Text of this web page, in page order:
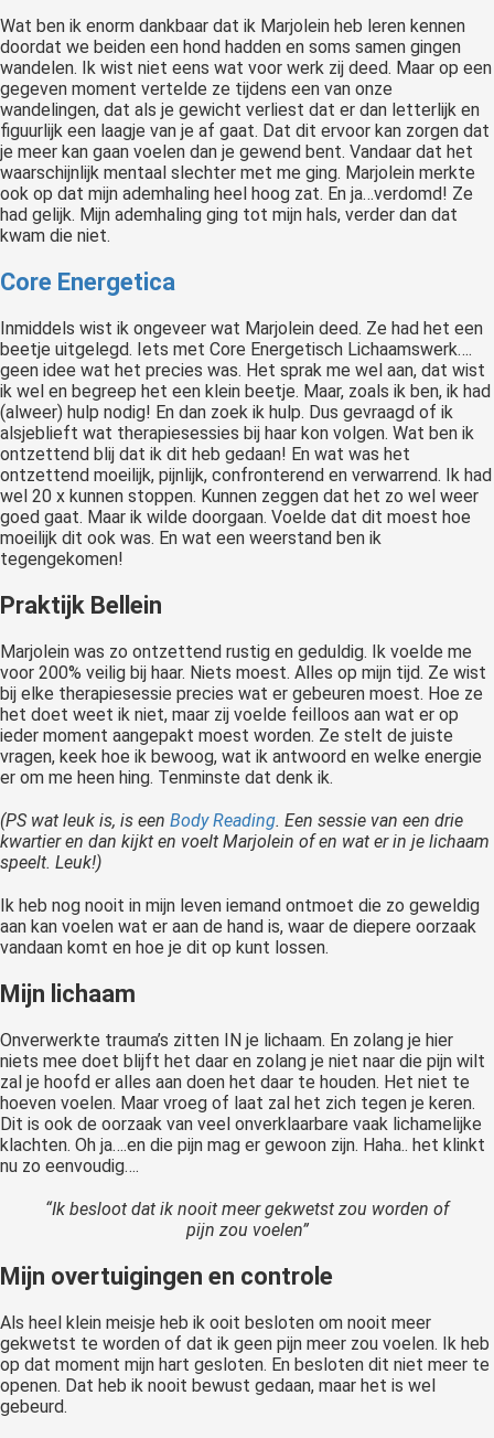
Wat ben ik enorm dankbaar dat ik Marjolein heb leren kennen
doordat we beiden een hond hadden en soms samen gingen
wandelen. Ik wist niet eens wat voor werk zij deed. Maar op een
gegeven moment vertelde ze tijdens een van onze
wandelingen, dat als je gewicht verliest dat er dan letterlijk en
figuurlijk een laagje van je af gaat. Dat dit ervoor kan zorgen dat
je meer kan gaan voelen dan je gewend bent. Vandaar dat het
waarschijnlijk mentaal slechter met me ging. Marjolein merkte
ook op dat mijn ademhaling heel hoog zat. En ja…verdomd! Ze
had gelijk. Mijn ademhaling ging tot mijn hals, verder dan dat
kwam die niet.
Core Energetica
Inmiddels wist ik ongeveer wat Marjolein deed. Ze had het een
beetje uitgelegd. Iets met Core Energetisch Lichaamswerk….
geen idee wat het precies was. Het sprak me wel aan, dat wist
ik wel en begreep het een klein beetje. Maar, zoals ik ben, ik had
(alweer) hulp nodig! En dan zoek ik hulp. Dus gevraagd of ik
alsjeblieft wat therapiesessies bij haar kon volgen. Wat ben ik
ontzettend blij dat ik dit heb gedaan! En wat was het
ontzettend moeilijk, pijnlijk, confronterend en verwarrend. Ik had
wel 20 x kunnen stoppen. Kunnen zeggen dat het zo wel weer
goed gaat. Maar ik wilde doorgaan. Voelde dat dit moest hoe
moeilijk dit ook was. En wat een weerstand ben ik
tegengekomen!
Praktijk Bellein
Marjolein was zo ontzettend rustig en geduldig. Ik voelde me
voor 200% veilig bij haar. Niets moest. Alles op mijn tijd. Ze wist
bij elke therapiesessie precies wat er gebeuren moest. Hoe ze
het doet weet ik niet, maar zij voelde feilloos aan wat er op
ieder moment aangepakt moest worden. Ze stelt de juiste
vragen, keek hoe ik bewoog, wat ik antwoord en welke energie
er om me heen hing. Tenminste dat denk ik.
(PS wat leuk is, is een Body Reading. Een sessie van een drie
kwartier en dan kijkt en voelt Marjolein of en wat er in je lichaam
speelt. Leuk!)
Ik heb nog nooit in mijn leven iemand ontmoet die zo geweldig
aan kan voelen wat er aan de hand is, waar de diepere oorzaak
vandaan komt en hoe je dit op kunt lossen.
Mijn lichaam
Onverwerkte trauma’s zitten IN je lichaam. En zolang je hier
niets mee doet blijft het daar en zolang je niet naar die pijn wilt
zal je hoofd er alles aan doen het daar te houden. Het niet te
hoeven voelen. Maar vroeg of laat zal het zich tegen je keren.
Dit is ook de oorzaak van veel onverklaarbare vaak lichamelijke
klachten. Oh ja….en die pijn mag er gewoon zijn. Haha.. het klinkt
nu zo eenvoudig….
“Ik besloot dat ik nooit meer gekwetst zou worden of
pijn zou voelen”
Mijn overtuigingen en controle
Als heel klein meisje heb ik ooit besloten om nooit meer
gekwetst te worden of dat ik geen pijn meer zou voelen. Ik heb
op dat moment mijn hart gesloten. En besloten dit niet meer te
openen. Dat heb ik nooit bewust gedaan, maar het is wel
gebeurd.